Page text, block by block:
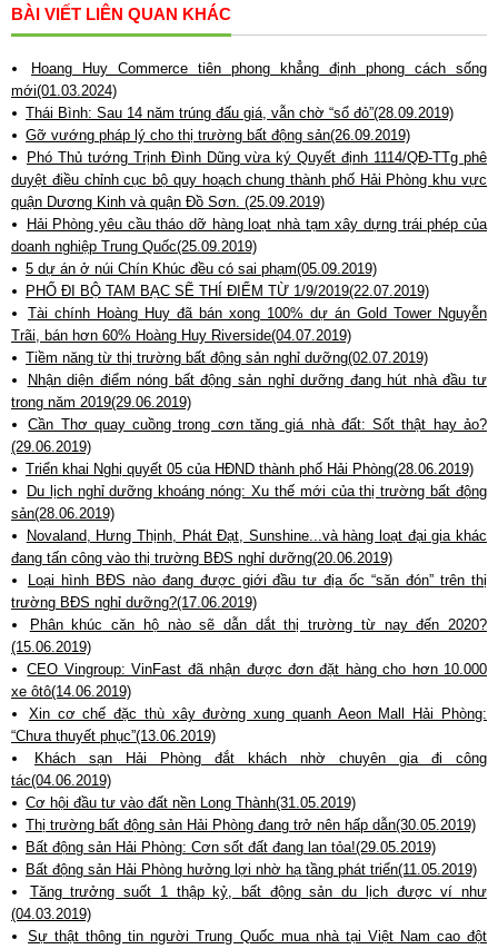
BÀI VIẾT LIÊN QUAN KHÁC
Hoang Huy Commerce tiên phong khẳng định phong cách sống
mới(01.03.2024)
Thái Bình: Sau 14 năm trúng đấu giá, vẫn chờ “sổ đỏ”(28.09.2019)
Gỡ vướng pháp lý cho thị trường bất động sản(26.09.2019)
Phó Thủ tướng Trịnh Đình Dũng vừa ký Quyết định 1114/QĐ-TTg phê
duyệt điều chỉnh cục bộ quy hoạch chung thành phố Hải Phòng khu vực
quận Dương Kinh và quận Đồ Sơn. (25.09.2019)
Hải Phòng yêu cầu tháo dỡ hàng loạt nhà tạm xây dựng trái phép của
doanh nghiệp Trung Quốc(25.09.2019)
5 dự án ở núi Chín Khúc đều có sai phạm(05.09.2019)
PHỐ ĐI BỘ TAM BẠC SẼ THÍ ĐIỂM TỪ 1/9/2019(22.07.2019)
Tài chính Hoàng Huy đã bán xong 100% dự án Gold Tower Nguyễn
Trãi, bán hơn 60% Hoàng Huy Riverside(04.07.2019)
Tiềm năng từ thị trường bất động sản nghỉ dưỡng(02.07.2019)
Nhận diện điểm nóng bất động sản nghỉ dưỡng đang hút nhà đầu tư
trong năm 2019(29.06.2019)
Cần Thơ quay cuồng trong cơn tăng giá nhà đất: Sốt thật hay ảo?
(29.06.2019)
Triển khai Nghị quyết 05 của HĐND thành phố Hải Phòng(28.06.2019)
Du lịch nghỉ dưỡng khoáng nóng: Xu thế mới của thị trường bất động
sản(28.06.2019)
Novaland, Hưng Thịnh, Phát Đạt, Sunshine...và hàng loạt đại gia khác
đang tấn công vào thị trường BĐS nghỉ dưỡng(20.06.2019)
Loại hình BĐS nào đang được giới đầu tư địa ốc “săn đón” trên thị
trường BĐS nghỉ dưỡng?(17.06.2019)
Phân khúc căn hộ nào sẽ dẫn dắt thị trường từ nay đến 2020?
(15.06.2019)
CEO Vingroup: VinFast đã nhận được đơn đặt hàng cho hơn 10.000
xe ôtô(14.06.2019)
Xin cơ chế đặc thù xây đường xung quanh Aeon Mall Hải Phòng:
“Chưa thuyết phục”(13.06.2019)
Khách sạn Hải Phòng đắt khách nhờ chuyên gia đi công
tác(04.06.2019)
Cơ hội đầu tư vào đất nền Long Thành(31.05.2019)
Thị trường bất động sản Hải Phòng đang trở nên hấp dẫn(30.05.2019)
Bất động sản Hải Phòng: Cơn sốt đất đang lan tỏa!(29.05.2019)
Bất động sản Hải Phòng hưởng lợi nhờ hạ tầng phát triển(11.05.2019)
Tăng trưởng suốt 1 thập kỷ, bất động sản du lịch được ví như
(04.03.2019)
Sự thật thông tin người Trung Quốc mua nhà tại Việt Nam cao đột